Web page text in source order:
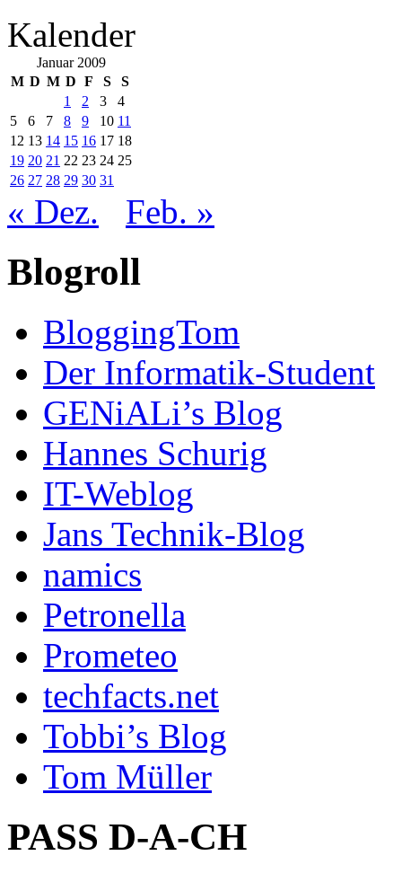
Kalender
Januar 2009
M D M D F S
S
1
2 3
4
5
6 7 8 9 10 11
12 13 14 15 16 17 18
19 20 21 22 23 24 25
26 27 28 29 30 31
« Dez. Feb. »
Blogroll
BloggingTom
Der Informatik-Student
GENiALi’s Blog
Hannes Schurig
IT-Weblog
Jans Technik-Blog
namics
Petronella
Prometeo
techfacts.net
Tobbi’s Blog
Tom Müller
PASS D-A-CH